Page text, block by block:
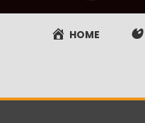
Het meest
HOME